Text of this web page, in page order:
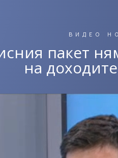
ВИДЕО
пакет
на